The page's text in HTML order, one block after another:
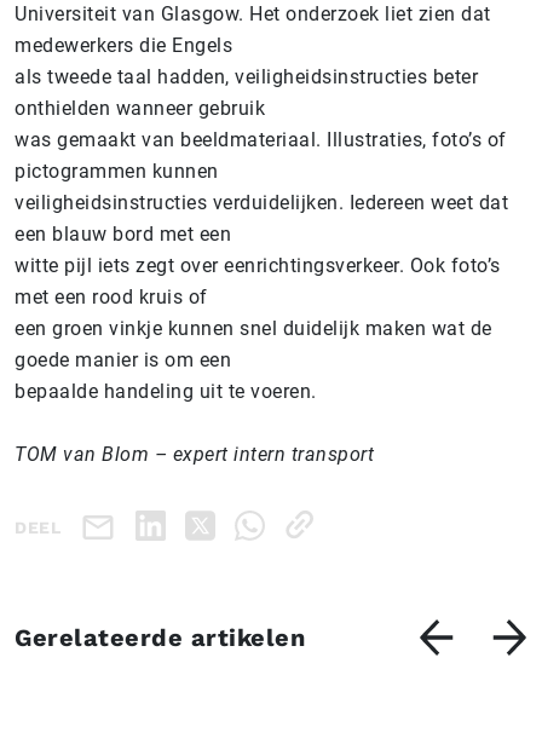
Universiteit van Glasgow. Het onderzoek liet zien dat
medewerkers die Engels
als tweede taal hadden, veiligheidsinstructies beter
onthielden wanneer gebruik
was gemaakt van beeldmateriaal. Illustraties, foto’s of
pictogrammen kunnen
veiligheidsinstructies verduidelijken. Iedereen weet dat
een blauw bord met een
witte pijl iets zegt over eenrichtingsverkeer. Ook foto’s
met een rood kruis of
een groen vinkje kunnen snel duidelijk maken wat de
goede manier is om een
bepaalde handeling uit te voeren.
TOM van Blom – expert intern transport
DEEL
Gerelateerde artikelen